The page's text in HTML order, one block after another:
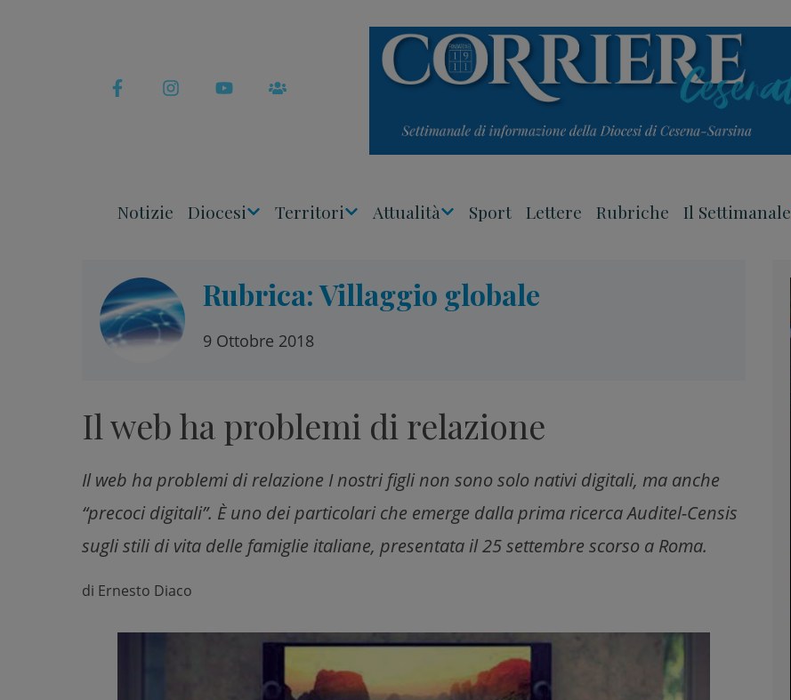
Notizie Diocesi Territori Attualità Sport Lettere Rubriche Il Settimanale
Rubrica: Villaggio globale
9 Ottobre 2018
Il web ha problemi di relazione
Il web ha problemi di relazione I nostri figli non sono solo nativi digitali, ma anche
“precoci digitali”. È uno dei particolari che emerge dalla prima ricerca Auditel-Censis
sugli stili di vita delle famiglie italiane, presentata il 25 settembre scorso a Roma.
di Ernesto Diaco